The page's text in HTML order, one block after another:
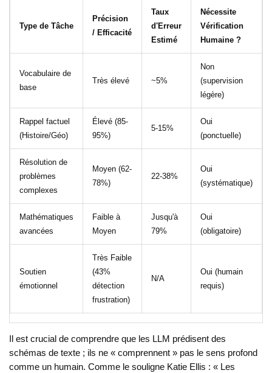
Type de Tâche
Précision
/ Efficacité
Taux
d'Erreur
Estimé
Nécessite
Vérification
Humaine ?
Vocabulaire de
base
Très élevé ~5%
Non
(supervision
légère)
Rappel factuel
(Histoire/Géo)
Élevé (85-
95%)
5-15%
Oui
(ponctuelle)
Résolution de
problèmes
complexes
Moyen (62-
78%)
22-38%
Oui
(systématique)
Mathématiques
avancées
Faible à
Moyen
Jusqu'à
79%
Oui
(obligatoire)
Soutien
émotionnel
Très Faible
(43%
détection
frustration)
N/A
Oui (humain
requis)
Il est crucial de comprendre que les LLM prédisent des
schémas de texte ; ils ne « comprennent » pas le sens profond
comme un humain. Comme le souligne Katie Ellis : « Les